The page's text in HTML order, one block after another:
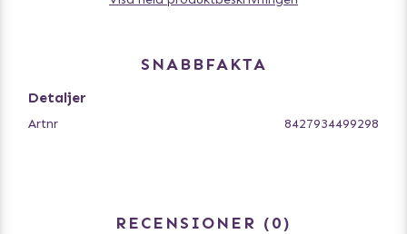
hålla bädden fräsch och ren för ditt älskade husdjur.
Storlek: S (65 x 40 x 5 cm)
SNABBFAKTA
Detaljer
Artnr 8427934499298
RECENSIONER 0